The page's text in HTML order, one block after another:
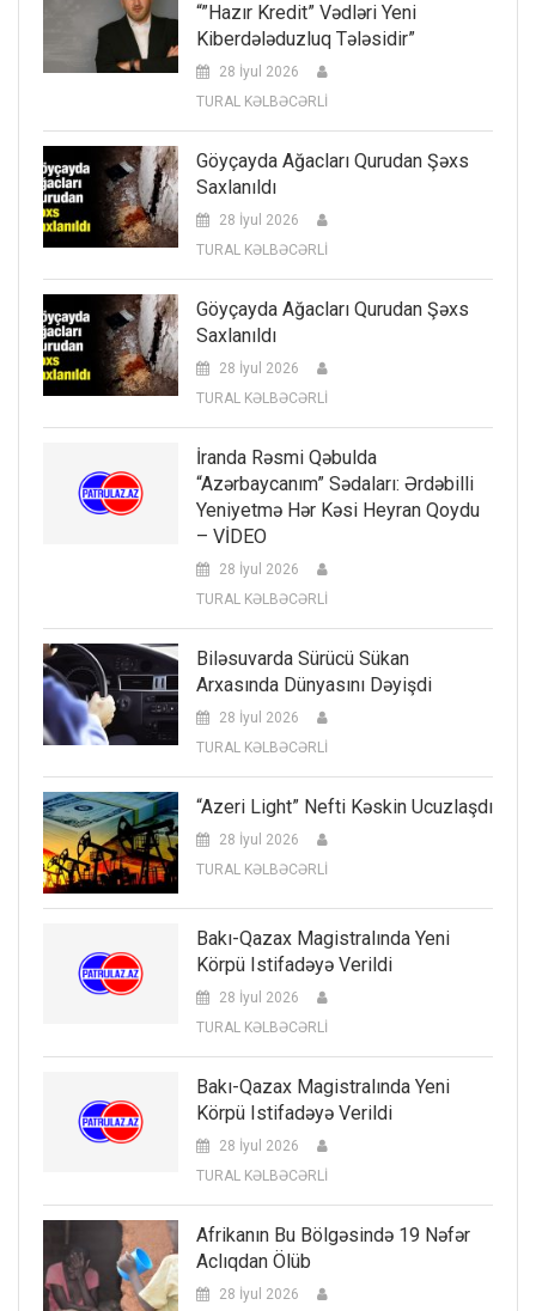
“”Hazır Kredit” Vədləri Yeni
Kiberdələduzluq Tələsidir”
28 İyul 2026
TURAL KƏLBƏCƏRLİ
Göyçayda Ağacları Qurudan Şəxs
Saxlanıldı
28 İyul 2026
TURAL KƏLBƏCƏRLİ
Göyçayda Ağacları Qurudan Şəxs
Saxlanıldı
28 İyul 2026
TURAL KƏLBƏCƏRLİ
İranda Rəsmi Qəbulda
“Azərbaycanım” Sədaları: Ərdəbilli
Yeniyetmə Hər Kəsi Heyran Qoydu
– VİDEO
28 İyul 2026
TURAL KƏLBƏCƏRLİ
Biləsuvarda Sürücü Sükan
Arxasında Dünyasını Dəyişdi
28 İyul 2026
TURAL KƏLBƏCƏRLİ
“Azeri Light” Nefti Kəskin Ucuzlaşdı
28 İyul 2026
TURAL KƏLBƏCƏRLİ
Bakı-Qazax Magistralında Yeni
Körpü Istifadəyə Verildi
28 İyul 2026
TURAL KƏLBƏCƏRLİ
Bakı-Qazax Magistralında Yeni
Körpü Istifadəyə Verildi
28 İyul 2026
TURAL KƏLBƏCƏRLİ
Afrikanın Bu Bölgəsində 19 Nəfər
Aclıqdan Ölüb
28 İyul 2026